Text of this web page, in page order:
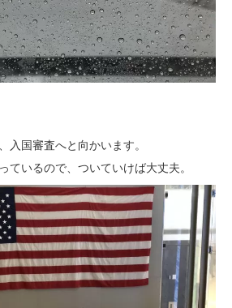
入国審査へと向かいます。
ているので、ついていけば大丈夫。